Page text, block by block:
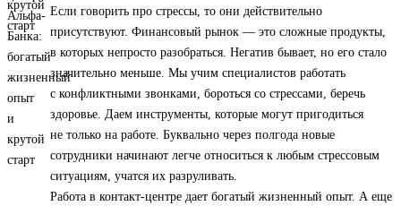
Если говорить про стрессы, то они действительно
присутствуют. Финансовый рынок — это сложные продукты,
в которых непросто разобраться. Негатив бывает, но его стало
значительно меньше. Мы учим специалистов работать
с конфликтными звонками, бороться со стрессами, беречь
здоровье. Даем инструменты, которые могут пригодиться
не только на работе. Буквально через полгода новые
сотрудники начинают легче относиться к любым стрессовым
ситуациям, учатся их разруливать.
Работа в контакт-центре дает богатый жизненный опыт. А еще